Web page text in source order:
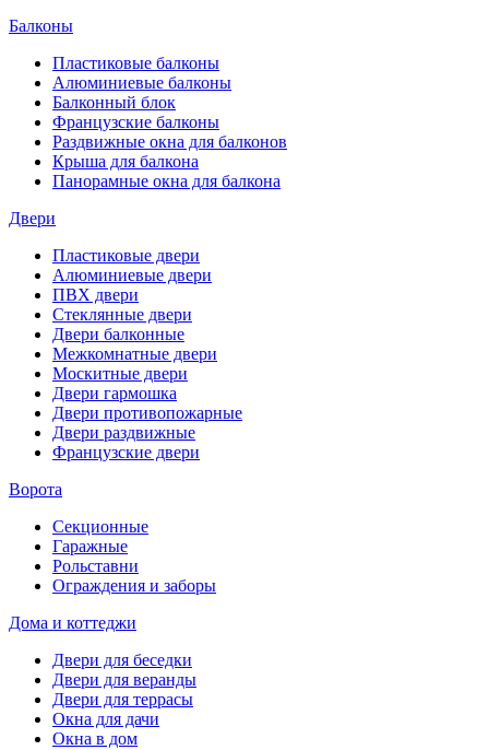
Балконы
Пластиковые балконы
Алюминиевые балконы
Балконный блок
Французские балконы
Раздвижные окна для балконов
Крыша для балкона
Панорамные окна для балкона
Двери
Пластиковые двери
Алюминиевые двери
ПВХ двери
Стеклянные двери
Двери балконные
Межкомнатные двери
Москитные двери
Двери гармошка
Двери противопожарные
Двери раздвижные
Французские двери
Ворота
Секционные
Гаражные
Рольставни
Ограждения и заборы
Дома и коттеджи
Двери для беседки
Двери для веранды
Двери для террасы
Окна для дачи
Окна в дом